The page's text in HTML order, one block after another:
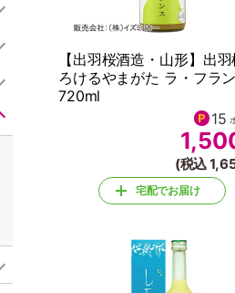
【出羽桜酒造・山形】出羽
ろけるやまがた ラ・フラ
720ml
15
(税込
宅配でお届け